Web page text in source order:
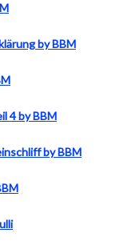
by BBM
4 by BBM
by BBM